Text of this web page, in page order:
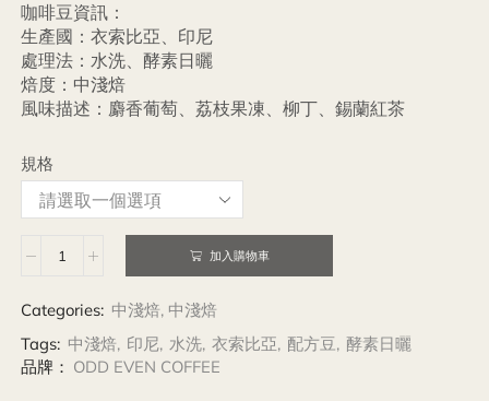
咖啡豆資訊：
生產國：衣索比亞、印尼
處理法：水洗、酵素日曬
焙度：中淺焙
風味描述：麝香葡萄、荔枝果凍、柳丁、錫蘭紅茶
規格
加入購物車
Categories: 中淺焙, 中淺焙
Tags: 中淺焙, 印尼, 水洗, 衣索比亞, 配方豆, 酵素日曬
品牌： ODD EVEN COFFEE